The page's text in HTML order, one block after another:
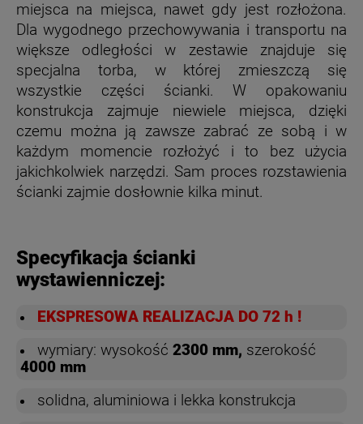
miejsca na miejsca, nawet gdy jest rozłożona.
Dla wygodnego przechowywania i transportu na
większe odległości w zestawie znajduje się
specjalna torba, w której zmieszczą się
wszystkie części ścianki. W opakowaniu
konstrukcja zajmuje niewiele miejsca, dzięki
czemu można ją zawsze zabrać ze sobą i w
każdym momencie rozłożyć i to bez użycia
jakichkolwiek narzędzi. Sam proces rozstawienia
ścianki zajmie dosłownie kilka minut.
Specyfikacja ścianki
wystawienniczej:
EKSPRESOWA REALIZACJA DO 72 h !
wymiary: wysokość 2300 mm, szerokość
4000 mm
solidna, aluminiowa i lekka konstrukcja